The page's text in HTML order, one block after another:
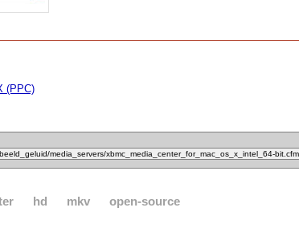
(PPC)
hd mkv open-source